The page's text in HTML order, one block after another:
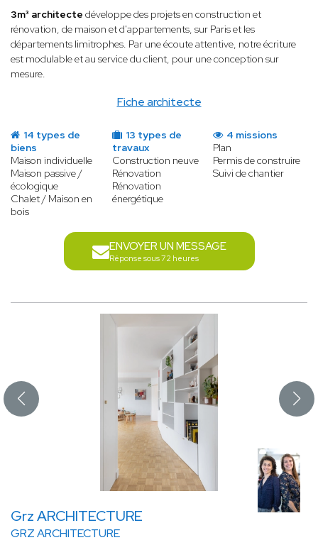
Fiche architecte
3m³ architecte développe des projets en construction et
rénovation, de maison et d'appartements, sur Paris et les
départements limitrophes. Par une écoute attentive, notre écriture
est modulable et au service du client, pour une conception sur
mesure.
14 types de
biens
Maison individuelle
Maison passive /
écologique
Chalet / Maison en
bois
13 types de
travaux
Construction neuve
Rénovation
Rénovation
énergétique
4 missions
Plan
Permis de construire
Suivi de chantier
ENVOYER UN MESSAGE
Réponse sous 72 heures
Grz ARCHITECTURE
GRZ ARCHITECTURE